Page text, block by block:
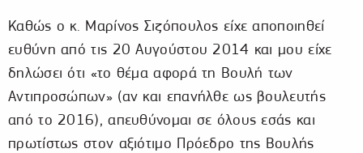
Καθώς ο κ. Μαρίνος Σιζόπουλος είχε αποποιηθεί
ευθύνη από τις 20 Αυγούστου 2014 και μου είχε
δηλώσει ότι «το θέμα αφορά τη Βουλή των
Αντιπροσώπων» (αν και επανήλθε ως βουλευτής
από το 2016), απευθύνομαι σε όλους εσάς και
πρωτίστως στον αξιότιμο Πρόεδρο της Βουλής